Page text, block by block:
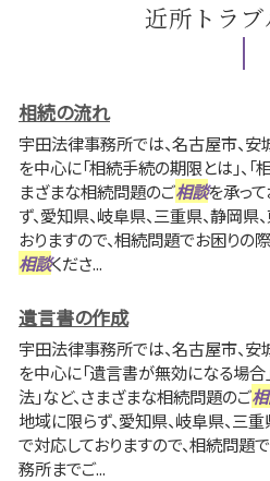
近所トラ
相続の流れ
宇田法律事務所では、名古屋市、安
を中心に「相続手続の期限とは」、「
まざまな相続問題のご相談を承っ
ず、愛知県、岐阜県、三重県、静岡
おりますので、相続問題でお困りの
相談くださ...
遺言書の作成
宇田法律事務所では、名古屋市、安
を中心に「遺言書が無効になる場合
法」など、さまざまな相続問題のご
地域に限らず、愛知県、岐阜県、三
で対応しておりますので、相続問題
務所までご...